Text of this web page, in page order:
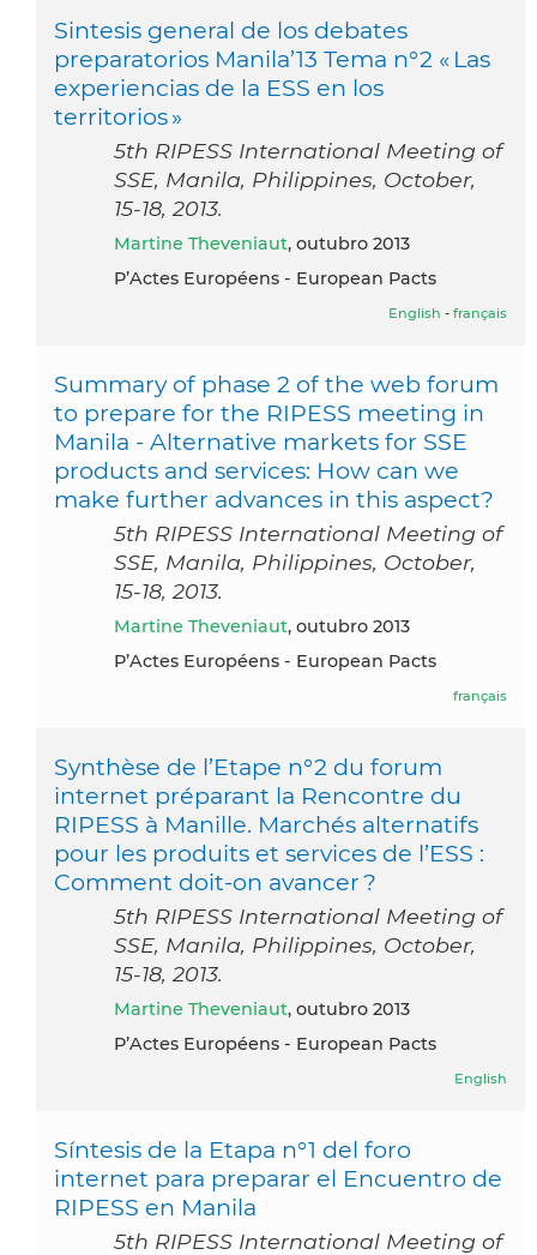
Sintesis general de los debates
preparatorios Manila’13 Tema n°2 « Las
experiencias de la ESS en los
territorios »
5th RIPESS International Meeting of
SSE, Manila, Philippines, October,
15-18, 2013.
Martine Theveniaut, outubro 2013
P’Actes Européens - European Pacts
English - français
Summary of phase 2 of the web forum
to prepare for the RIPESS meeting in
Manila - Alternative markets for SSE
products and services: How can we
make further advances in this aspect?
5th RIPESS International Meeting of
SSE, Manila, Philippines, October,
15-18, 2013.
Martine Theveniaut, outubro 2013
P’Actes Européens - European Pacts
français
Synthèse de l’Etape n°2 du forum
internet préparant la Rencontre du
RIPESS à Manille. Marchés alternatifs
pour les produits et services de l’ESS :
Comment doit-on avancer ?
5th RIPESS International Meeting of
SSE, Manila, Philippines, October,
15-18, 2013.
Martine Theveniaut, outubro 2013
P’Actes Européens - European Pacts
English
Síntesis de la Etapa n°1 del foro
internet para preparar el Encuentro de
RIPESS en Manila
5th RIPESS International Meeting of